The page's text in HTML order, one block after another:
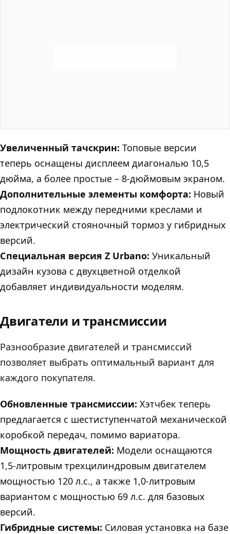
Увеличенный тачскрин: Топовые версии
теперь оснащены дисплеем диагональю 10,5
дюйма, а более простые – 8-дюймовым экраном.
Дополнительные элементы комфорта: Новый
подлокотник между передними креслами и
электрический стояночный тормоз у гибридных
версий.
Специальная версия Z Urbano: Уникальный
дизайн кузова с двухцветной отделкой
добавляет индивидуальности моделям.
Двигатели и трансмиссии
Разнообразие двигателей и трансмиссий
позволяет выбрать оптимальный вариант для
каждого покупателя.
Обновленные трансмиссии: Хэтчбек теперь
предлагается с шестиступенчатой механической
коробкой передач, помимо вариатора.
Мощность двигателей: Модели оснащаются
1,5-литровым трехцилиндровым двигателем
мощностью 120 л.с., а также 1,0-литровым
вариантом с мощностью 69 л.с. для базовых
версий.
Гибридные системы: Силовая установка на базе